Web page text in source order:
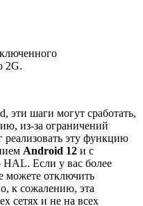
2G.
эти шаги могут сработать,
из-за ограничений
реализовать эту функцию
Android 12 и с
Если у вас более
можете отключить
к сожалению, эта
сетях и не на всех